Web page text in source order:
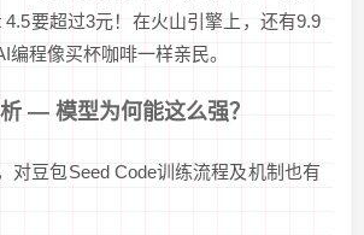
4.5要超过3元！在火山引擎上，还有9.9
编程像买杯咖啡一样亲民。
— 模型为何能这么强？
对豆包Seed Code训练流程及机制也有